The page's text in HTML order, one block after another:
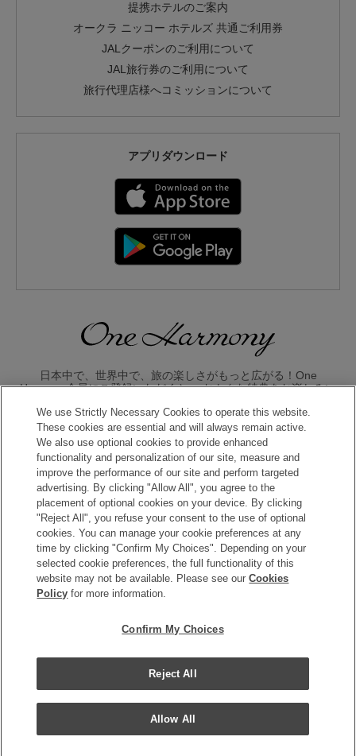
提携ホテルのご案内
オークラ ニッコー ホテルズ 共通ご利用券
JALクーポンのご利用について
JAL旅行券のご利用について
旅行代理店様へコミッションについて
アプリダウンロード
日本中で、世界中で、旅の楽しさがもっと広がる！One
Harmony会員にご登録いただくと、 おトクな特典をお楽しみい
入会のお申し込みはこちら
Copyright © Okura Nikko Hotel Management Co., Ltd. All
Rights Reserved.
個人情報保護方針
特定商取引法に基づく表記
サイトポリシー
We use Strictly Necessary Cookies to operate this website.
These cookies are essential and will always remain active.
We also use optional cookies to provide enhanced
functionality and personalization of our site, measure and
improve the performance of our site and perform targeted
advertising. By clicking "Allow All", you agree to the
placement of optional cookies on your device. By clicking
"Reject All", you refuse your consent to the use of optional
cookies. You can manage your cookie preferences at any
time by clicking "Confirm My Choices". Depending on your
selected cookie preferences, the full functionality of this
website may not be available. Please see ourCookies
Policy for more information.
Confirm My Choices
Reject All
Allow All